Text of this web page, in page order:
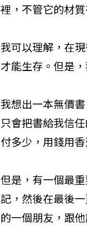
裡，不管它的材
我可以理解，在
才能生存。但是
我想出一本無價
只會把書給我信
付多少，用錢用
但是，有一個最
記，然後在最後
的一個朋友，跟